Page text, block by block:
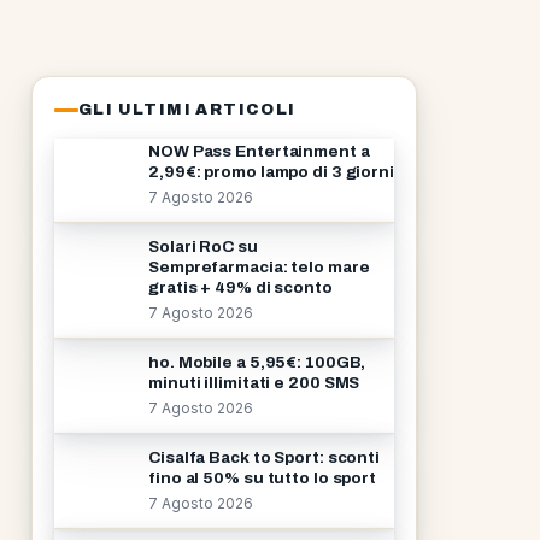
GLI ULTIMI ARTICOLI
NOW Pass Entertainment a
2,99€: promo lampo di 3 giorni
7 Agosto 2026
Solari RoC su
Semprefarmacia: telo mare
gratis + 49% di sconto
7 Agosto 2026
ho. Mobile a 5,95€: 100GB,
minuti illimitati e 200 SMS
7 Agosto 2026
Cisalfa Back to Sport: sconti
fino al 50% su tutto lo sport
7 Agosto 2026